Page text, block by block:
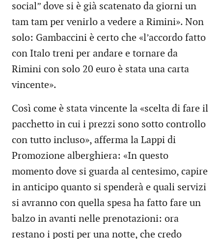
social” dove si è già scatenato da giorni un
tam tam per venirlo a vedere a Rimini». Non
solo: Gambaccini è certo che «l’accordo fatto
con Italo treni per andare e tornare da
Rimini con solo 20 euro è stata una carta
vincente».
Così come è stata vincente la «scelta di fare il
pacchetto in cui i prezzi sono sotto controllo
con tutto incluso», afferma la Lappi di
Promozione alberghiera: «In questo
momento dove si guarda al centesimo, capire
in anticipo quanto si spenderà e quali servizi
si avranno con quella spesa ha fatto fare un
balzo in avanti nelle prenotazioni: ora
restano i posti per una notte, che credo